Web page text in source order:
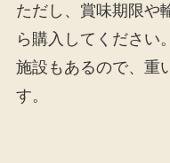
ただし、賞味期限や
ら購入してください
施設もあるので、重
す。